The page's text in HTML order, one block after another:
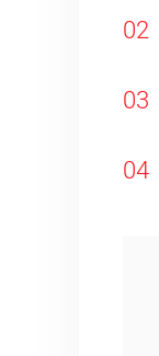
02
03
04